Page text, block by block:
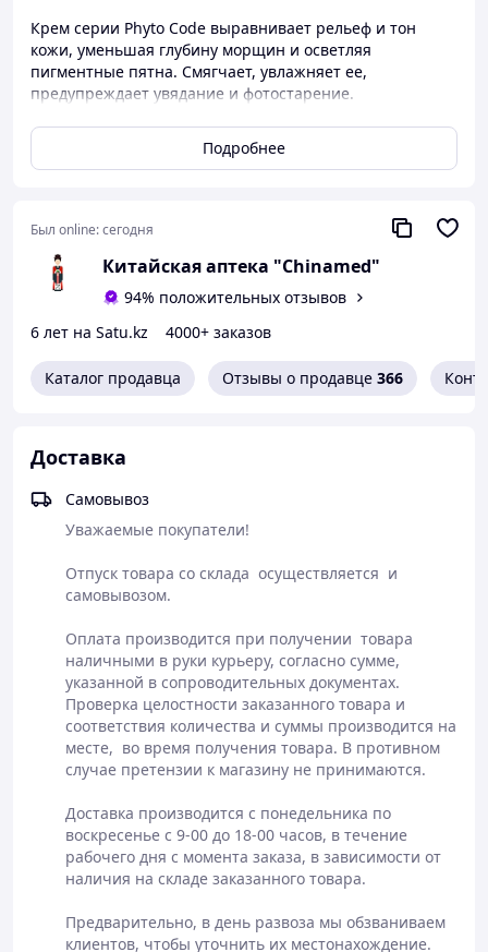
Крем серии Phyto Code выравнивает рельеф и тон
кожи, уменьшая глубину морщин и осветляя
пигментные пятна. Смягчает, увлажняет ее,
предупреждает увядание и фотостарение.
клетки от разрушения, сохраняя упругость кожи.
УФ-лучей. Крем имеет оптимальный для городской
синтез витамина D.
Формула крема обогащена экстрактами растений,
витаминами, родственными коже увлажнителями,
уход и сохранение молодости. В составе отсутствуют
предварительно очищенную кожу лица и шеи
аккуратными круговыми движениями, исключая
область вокруг глаз. Рекомендуется применять по
утрам и на ночь.
Подробнее
Был online:сегодня
Китайская аптека "Chinamed"
94% положительных отзывов
6 лет на Satu.kz
4000+ заказов
Каталог продавца Отзывы о продавце 366
Доставка
Самовывоз
Уважаемые покупатели!
Отпуск товара со склада  осуществляется  и
cамовывозом.
Оплата производится при получении  товара
наличными в руки курьеру, согласно сумме,
указанной в сопроводительных документах.
Проверка целостности заказанного товара и
соответствия количества и суммы производится на
месте,  во время получения товара. В противном
случае претензии к магазину не принимаются.
Доставка производится с понедельника по
воскресенье с 9-00 до 18-00 часов, в течение
рабочего дня с момента заказа, в зависимости от
наличия на складе заказанного товара.
Предварительно, в день развоза мы обзваниваем
клиентов, чтобы уточнить их местонахождение.